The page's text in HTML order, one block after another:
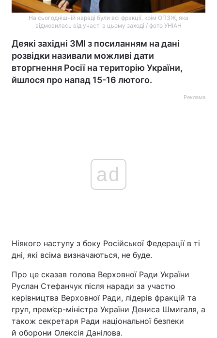
На сьогоднішній нараді були всі фракції, крім ОПЗЖ, яка
відмовилась від участі в цьому заході / фото УНІАН
Деякі західні ЗМІ з посиланням на дані
розвідки називали можливі дати
вторгнення Росії на територію України,
йшлося про напад 15-16 лютого.
Реклама
ad
Ніякого наступу з боку Російської Федерації в ті
дні, які всіма визначаються, не буде.
Про це сказав голова Верховної Ради України
Руслан Стефанчук після наради за участю
керівництва Верховної Ради, лідерів фракцій та
груп, прем’єр-міністра України Дениса Шмигаля, а
також секретаря Ради національної безпеки
й оборони Олексія Данілова.